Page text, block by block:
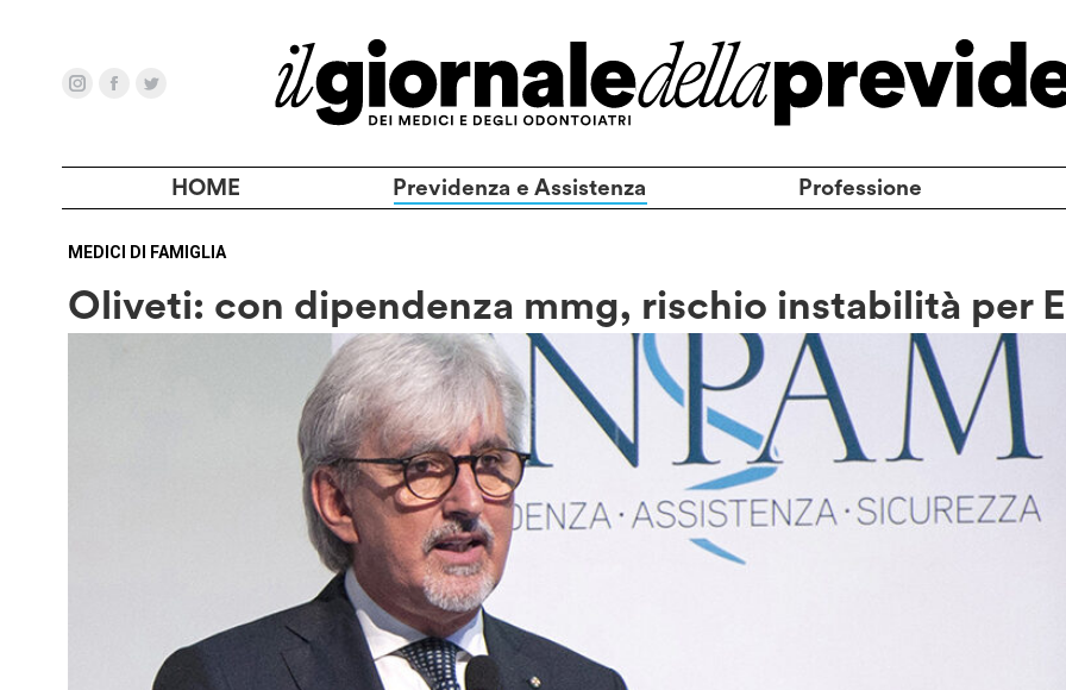
HOME Previdenza e Assistenza Professione
MEDICI DI FAMIGLIA
Oliveti: con dipendenza mmg, rischio instabilità per